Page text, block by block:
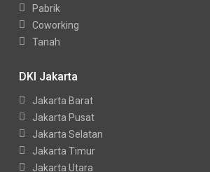
Pabrik
Coworking
Tanah
DKI Jakarta
Jakarta Barat
Jakarta Pusat
Jakarta Selatan
Jakarta Timur
Jakarta Utara